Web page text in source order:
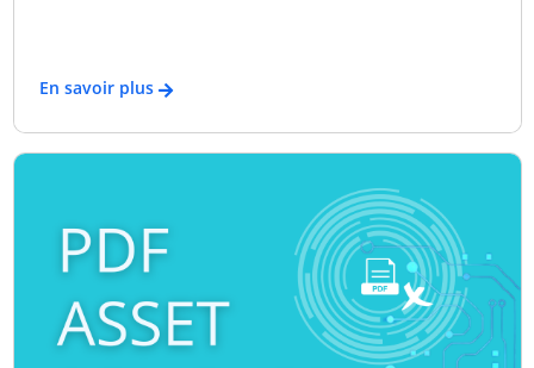
En savoir plus